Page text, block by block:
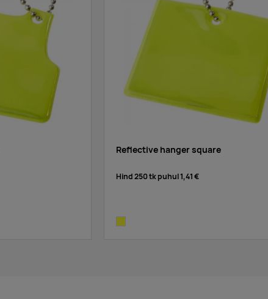
Reflective hanger square
Hind 250 tk puhul1,41 €